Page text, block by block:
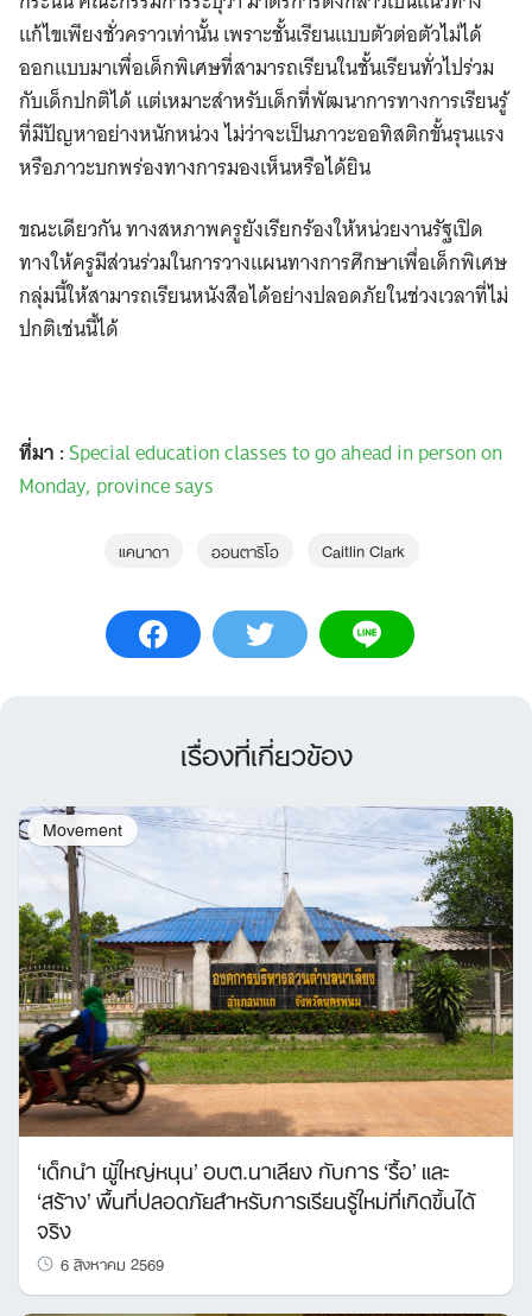
แก้ไขเพียงชั่วคราวเท่านั้น เพราะชั้นเรียนแบบตัวต่อตัวไม่ได้
ออกแบบมาเพื่อเด็กพิเศษที่สามารถเรียนในชั้นเรียนทั่วไปร่วม
กับเด็กปกติได้ แต่เหมาะสำหรับเด็กที่พัฒนาการทางการเรียนรู้
ที่มีปัญหาอย่างหนักหน่วง ไม่ว่าจะเป็นภาวะออทิสติกขั้นรุนแรง
หรือภาวะบกพร่องทางการมองเห็นหรือได้ยิน
ขณะเดียวกัน ทางสหภาพครูยังเรียกร้องให้หน่วยงานรัฐเปิด
ทางให้ครูมีส่วนร่วมในการวางแผนทางการศึกษาเพื่อเด็กพิเศษ
กลุ่มนี้ให้สามารถเรียนหนังสือได้อย่างปลอดภัยในช่วงเวลาที่ไม่
ปกติเช่นนี้ได้
ที่มา :Special education classes to go ahead in person on
Monday, province says
แคนาดา ออนตาริโอ Caitlin Clark
เรื่องที่เกี่ยวข้อง
Movement
‘เด็กนำ ผู้ใหญ่หนุน’ อบต.นาเลียง กับการ ‘รื้อ’ และ
‘สร้าง’ พื้นที่ปลอดภัยสำหรับการเรียนรู้ใหม่ที่เกิดขึ้นได้
จริง
6 สิงหาคม 2569